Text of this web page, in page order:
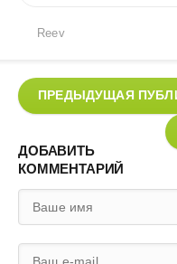
Reev
ПРЕДЫДУЩАЯ
ДОБАВИТЬ
КОММЕНТАРИЙ